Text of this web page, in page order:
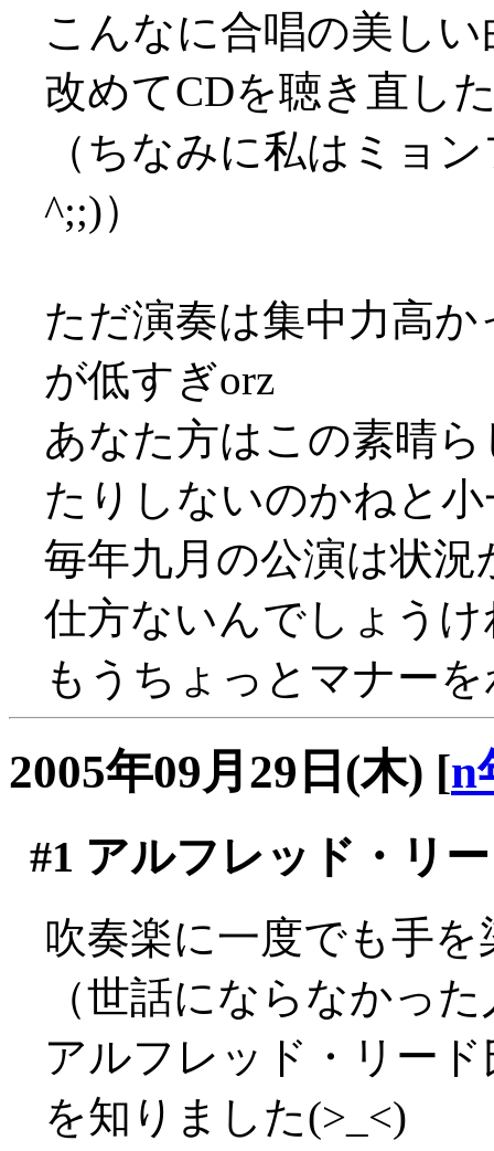
こんなに合唱の美し
改めてCDを聴き直し
（ちなみに私はミョ
^;;)）
ただ演奏は集中力高
が低すぎorz
あなた方はこの素晴
たりしないのかねと小
毎年九月の公演は状
仕方ないんでしょうけ
もうちょっとマナー
2005年09月29日(木) [n
#1 アルフレッド・リ
吹奏楽に一度でも手
（世話にならなかっ
アルフレッド・リー
を知りました(>_<)